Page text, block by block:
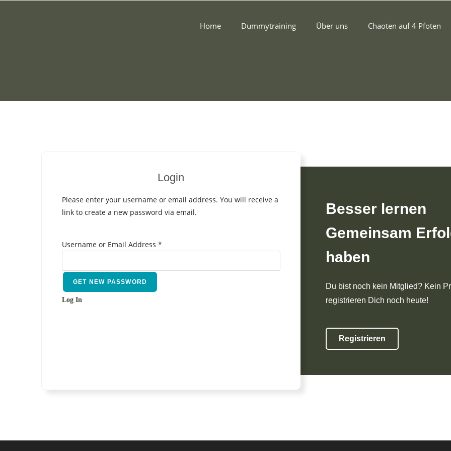
Home Dummytraining Über uns Chaoten auf 4 Pfoten
Login
Please enter your username or email address. You will receive a
link to create a new password via email.
Username or Email Address *
Log In
Besser lernen
Gemeinsam
haben
Du bist noch kein Mitglied? Kein
registrieren Dich noch heute!
Registrieren